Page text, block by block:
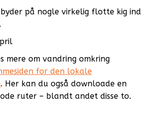
på nogle virkelig flotte kig ind
mere om vandring omkring
for den lokale
. Her kan du også downloade en
ruter – blandt andet disse to.